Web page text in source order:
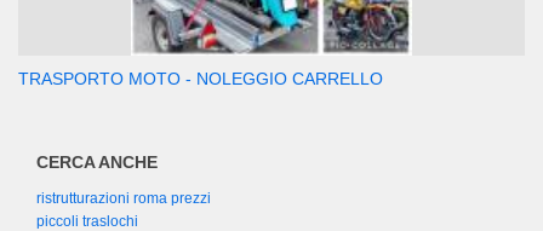
TRASPORTO MOTO - NOLEGGIO CARRELLO
CERCA ANCHE
ristrutturazioni roma prezzi
piccoli traslochi